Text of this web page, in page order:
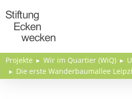
Projekte Wir im Quartier (WiQ)
Die erste Wanderbaumallee